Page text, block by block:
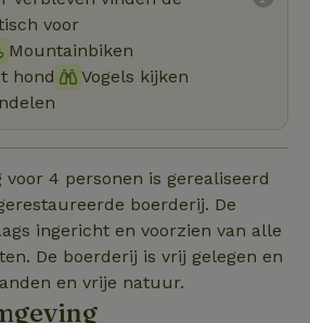
voor
Mountainbiken
hond
Vogels kijken
voor 4 personen is gerealiseerd
boerderij. De
ingericht en voorzien van alle
De boerderij is vrij gelegen en
en vrije natuur.